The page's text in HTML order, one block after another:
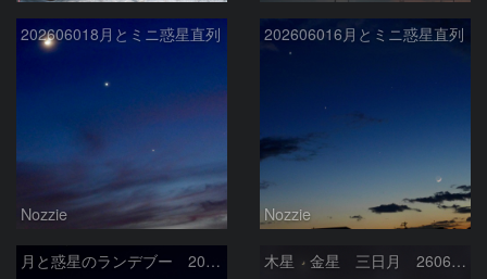
202606018月とミニ惑星直列
Nozzie
202606016月とミニ惑星直列
Nozzie
月と惑星のランデブー 2026/06/19 木星 金星 三日月 260618